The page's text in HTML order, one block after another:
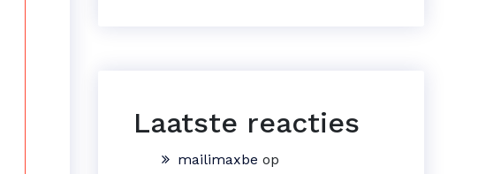
Laatste reacties
mailimaxbe op